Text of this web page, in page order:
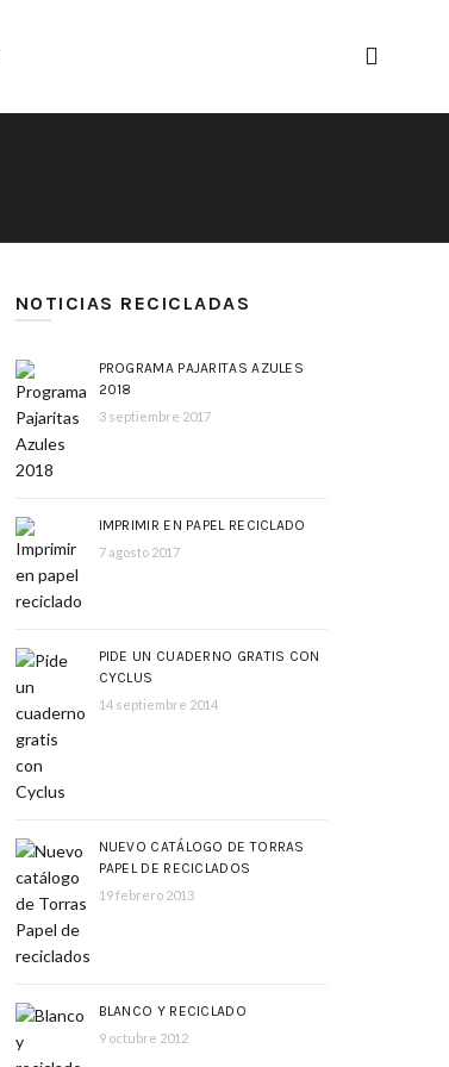
NOTICIAS RECICLADAS
PROGRAMA PAJARITAS AZULES
2018
3 septiembre 2017
IMPRIMIR EN PAPEL RECICLADO
7 agosto 2017
PIDE UN CUADERNO GRATIS CON
CYCLUS
14 septiembre 2014
NUEVO CATÁLOGO DE TORRAS
PAPEL DE RECICLADOS
19 febrero 2013
BLANCO Y RECICLADO
9 octubre 2012